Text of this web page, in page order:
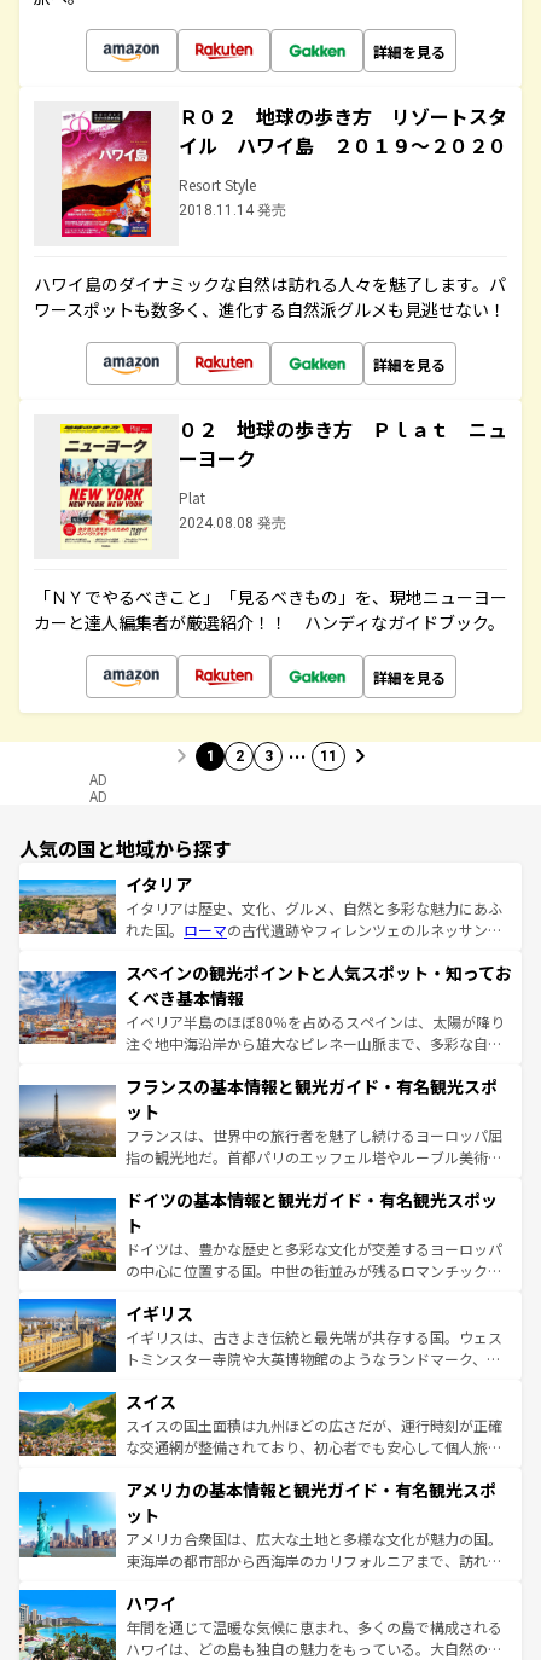
詳細を見る
Ｒ０２ 地球の歩き方 リゾートスタ
イル ハワイ島 ２０１９～２０２０
Resort Style
2018.11.14 発売
ハワイ島のダイナミックな自然は訪れる人々を魅了します。パ
ワースポットも数多く、進化する自然派グルメも見逃せない！
詳細を見る
０２ 地球の歩き方 Ｐｌａｔ ニュ
ーヨーク
Plat
2024.08.08 発売
「ＮＹでやるべきこと」「見るべきもの」を、現地ニューヨー
カーと達人編集者が厳選紹介！！ ハンディなガイドブック。
詳細を見る
1 2 3 … 11
AD
AD
人気の国と地域から探す
イタリア
イタリアは歴史、文化、グルメ、自然と多彩な魅力にあふ
れた国。 ローマの古代遺跡やフィレンツェのルネッサンス
ろん、トスカーナの美しい田園風景やアマルフィ海岸の絶
景など、自然景観も見逃せない。観光の合間には、本場の
ピザやパスタなど、絶品のイタリア料理を堪能することも
できる。朝目覚めてから夜眠るまで、すべての瞬間を楽し
なお、新着のイタリア情報はコンテンツ一覧を参照してほ
しい。
スペインの観光ポイントと人気スポット・知ってお
くべき基本情報
イベリア半島のほぼ80％を占めるスペインは、太陽が降り
注ぐ地中海沿岸から雄大なピレネー山脈まで、多彩な自然
文化が根付くこの国では、情熱的なフラメンコ、熱気あふ
れる闘牛、そして美味しいタパスが生活の一部となってい
る。首都マドリードの洗練された雰囲気や、バルセロナの
アートに溢れた街角から、地方では古代ローマ遺跡や中世
せる。地方によって風土や気候が異なるスペインはその個
ンテンツ一覧 を参照してほしい。
フランスの基本情報と観光ガイド・有名観光スポ
ット
フランスは、世界中の旅行者を魅了し続けるヨーロッパ屈
指の観光地だ。首都パリのエッフェル塔やルーブル美術館
で、幅広い魅力が詰まっている。華麗な宮殿、歴史的な大
聖堂、美しいビーチ、そして豊かな自然が、訪れる者を心
から魅了する。また、フランスは美食の国としても知ら
れ、フランス料理はユネスコ無形文化遺産にも登録されて
香り高いラベンダー畑など、多彩な楽しみ方が可能だ。さ
らに、パリ以外の地域にも魅力が溢れており、どの街角に
も豊かな歴史と文化が息づいている。パリ以外の個性あふ
を参照してほしい。
ドイツの基本情報と観光ガイド・有名観光スポッ
ト
ドイツは、豊かな歴史と多彩な文化が交差するヨーロッパ
の中心に位置する国。中世の街並みが残るロマンチック街
顔を持つこの国は、どこを歩いても飽きることがない。ベ
ルリンの文化的活気、バイエルン州のアルプスの絶景、そ
してライン川沿いのワイン畑といった風景は必見。ビール
は、お酒好きな人にはぜひ体験してほしい。 なお、新着の
ドイツ情報はコンテンツ一覧を参照してほしい。
イギリス
イギリスは、古きよき伝統と最先端が共存する国。ウェス
トミンスター寺院や大英博物館のようなランドマーク、歴
リアごとに異なる魅力がある。また、優雅なアフタヌーン
ティー、ビール好きにはたまらない英国パブ、サッカー観
戦など、本場だからこそできる体験も豊富。イギリスを旅
ンツ一覧を参照してほしい。
スイス
スイスの国土面積は九州ほどの広さだが、運行時刻が正確
な交通網が整備されており、初心者でも安心して個人旅行
の建物がそのまま残る町や、スイスならではのユニークな
博物館もあり、アルプス観光だけでなく町歩きも満喫する
ことができる。国民の所得が高いため物価も高いが、旅行
者向けの交通パス提供のサービスもあり、うまく活用すれ
着のスイス情報は
アメリカの基本情報と観光ガイド・有名観光スポ
ット
アメリカ合衆国は、広大な土地と多様な文化が魅力の国。
東海岸の都市部から西海岸のカリフォルニアまで、訪れる
のような巨大都市は、観光、ショッピング、エンターテイ
ンメントが詰まった刺激的なスポットだ。一方、アメリカ
西部には大自然が広がり、グランドキャニオンやイエロー
ハワイ
年間を通じて温暖な気候に恵まれ、多くの島で構成される
ハワイは、どの島も独自の魅力をもっている。大自然の神